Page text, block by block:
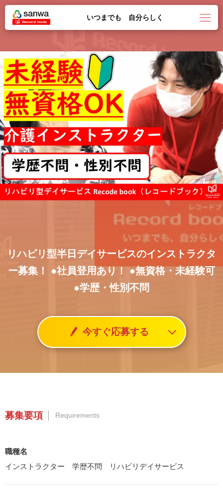
いつまでも 自分らしく
リハビリ型半日デイサービスのインストラクタ
ー募集！
●社員登用あり！●無資格・未経験可
●学歴・性別不問
今すぐ応募する
募集要項 Requirements
職種名
インストラクター 学歴不問 リハビリデイサービス